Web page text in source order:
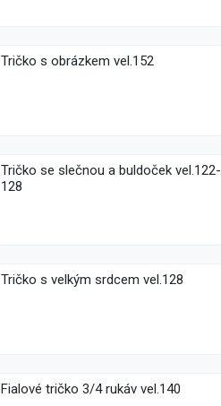
Tričko s obrázkem vel.152
Tričko se slečnou a buldoček vel.122-
128
Tričko s velkým srdcem vel.128
Fialové tričko 3/4 rukáv vel.140